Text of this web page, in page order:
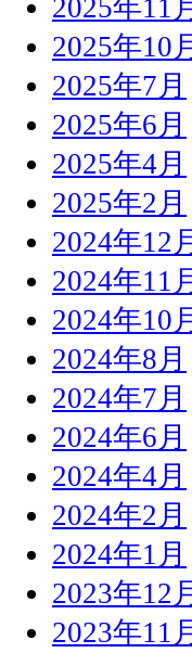
2025年11月
2025年10月
2025年7月
2025年6月
2025年4月
2025年2月
2024年12月
2024年11月
2024年10月
2024年8月
2024年7月
2024年6月
2024年4月
2024年2月
2024年1月
2023年12月
2023年11月